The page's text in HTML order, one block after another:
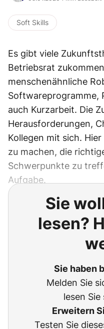
Soft Skills
Es gibt viele
Betriebsrat
menschenähnliche
Softwareprogramme,
auch Kurzarbeit. Die
Herausforderungen,
Kollegen mit sich.
zu machen, die
Schwerpunkte zu
Aufgabe.
Sie
lesen?
Sie haben
Melden Sie
lesen
Erweitern
Testen Sie